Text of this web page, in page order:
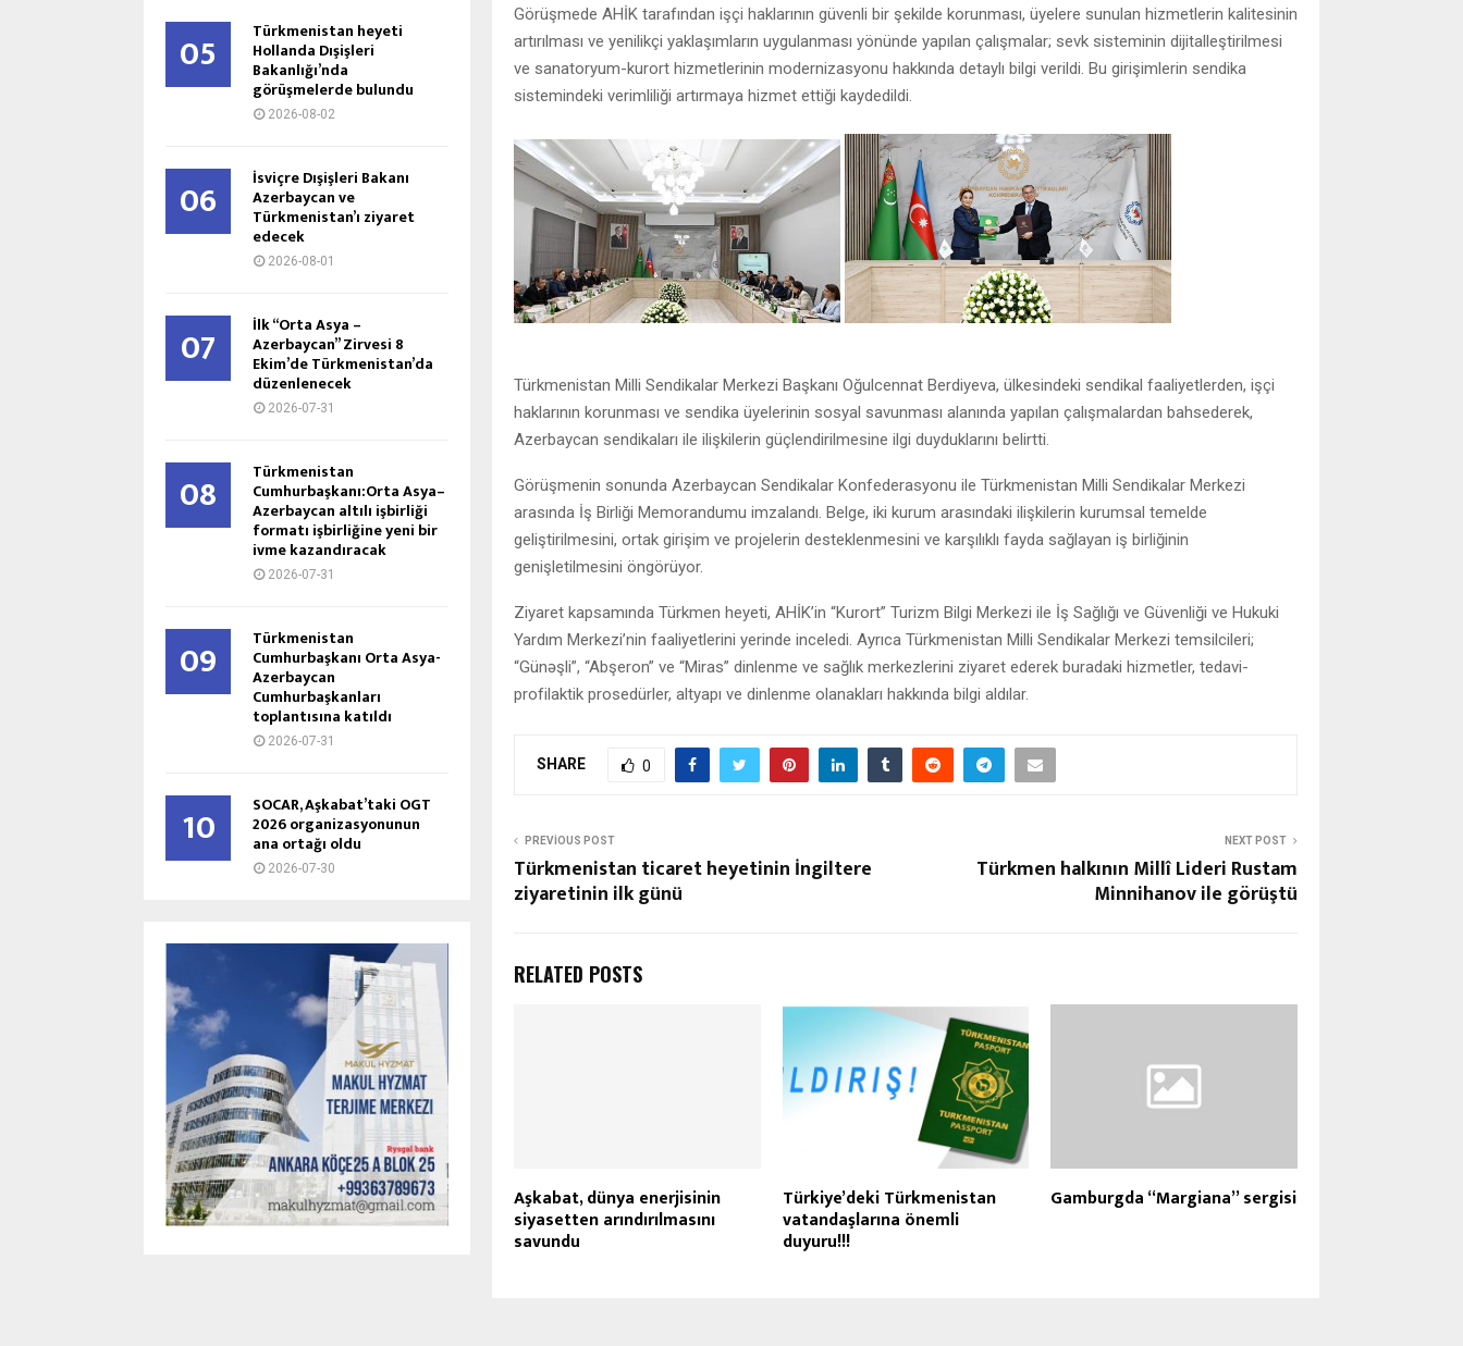
Görüşmede AHİK tarafından işçi haklarının güvenli bir şekilde korunması, üyelere sunulan hizmetlerin kalitesinin
artırılması ve yenilikçi yaklaşımların uygulanması yönünde yapılan çalışmalar; sevk sisteminin dijitalleştirilmesi
ve sanatoryum-kurort hizmetlerinin modernizasyonu hakkında detaylı bilgi verildi. Bu girişimlerin sendika
sistemindeki verimliliği artırmaya hizmet ettiği kaydedildi.
Türkmenistan Milli Sendikalar Merkezi Başkanı Oğulcennat Berdiyeva, ülkesindeki sendikal faaliyetlerden, işçi
haklarının korunması ve sendika üyelerinin sosyal savunması alanında yapılan çalışmalardan bahsederek,
Azerbaycan sendikaları ile ilişkilerin güçlendirilmesine ilgi duyduklarını belirtti.
Görüşmenin sonunda Azerbaycan Sendikalar Konfederasyonu ile Türkmenistan Milli Sendikalar Merkezi
arasında İş Birliği Memorandumu imzalandı. Belge, iki kurum arasındaki ilişkilerin kurumsal temelde
geliştirilmesini, ortak girişim ve projelerin desteklenmesini ve karşılıklı fayda sağlayan iş birliğinin
genişletilmesini öngörüyor.
Ziyaret kapsamında Türkmen heyeti, AHİK’in “Kurort” Turizm Bilgi Merkezi ile İş Sağlığı ve Güvenliği ve Hukuki
Yardım Merkezi’nin faaliyetlerini yerinde inceledi. Ayrıca Türkmenistan Milli Sendikalar Merkezi temsilcileri;
“Günəşli”, “Abşeron” ve “Miras” dinlenme ve sağlık merkezlerini ziyaret ederek buradaki hizmetler, tedavi-
profilaktik prosedürler, altyapı ve dinlenme olanakları hakkında bilgi aldılar.
SHARE 0
PREVIOUS POST
Türkmenistan ticaret heyetinin İngiltere
ziyaretinin ilk günü
NEXT POST
Türkmen halkının Millî Lideri Rustam
Minnihanov ile görüştü
RELATED POSTS
Aşkabat, dünya enerjisinin
siyasetten arındırılmasını
savundu
Türkiye’deki Türkmenistan
vatandaşlarına önemli
duyuru!!!
Gamburgda “Margiana” sergisi
05 Türkmenistan heyeti
Hollanda Dışişleri
Bakanlığı’nda
görüşmelerde bulundu
2026-08-02
06 İsviçre Dışişleri Bakanı
Azerbaycan ve
Türkmenistan’ı ziyaret
edecek
2026-08-01
07 İlk “Orta Asya –
Azerbaycan” Zirvesi 8
Ekim’de Türkmenistan’da
düzenlenecek
2026-07-31
08 Türkmenistan
Cumhurbaşkanı:Orta Asya–
Azerbaycan altılı işbirliği
formatı işbirliğine yeni bir
ivme kazandıracak
2026-07-31
09 Türkmenistan
Cumhurbaşkanı Orta Asya-
Azerbaycan
Cumhurbaşkanları
toplantısına katıldı
2026-07-31
10 SOCAR, Aşkabat’taki OGT
2026 organizasyonunun
ana ortağı oldu
2026-07-30